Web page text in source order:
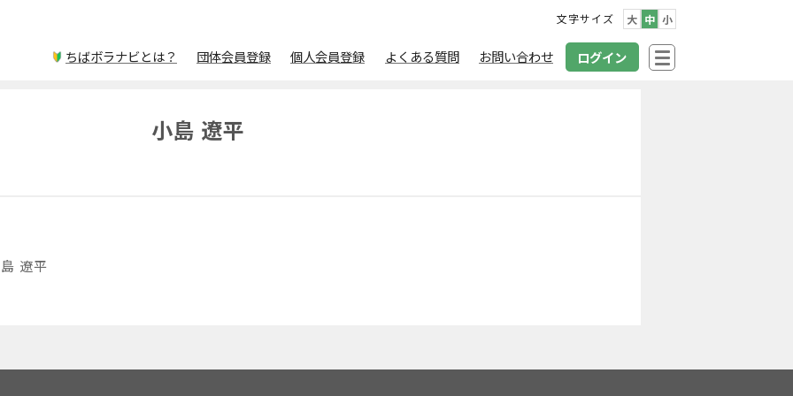
文字サイズ 大 中 小
ちばボラナビとは？ 団体会員登録 個人会員登録 よくある質問 お問い合わせ ログイン
小島 遼平
遼平